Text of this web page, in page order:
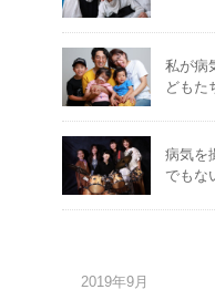
私が病
どもた
病気を
でもな
2019年9月